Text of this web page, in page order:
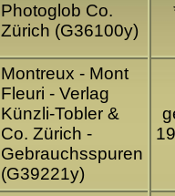
Photoglob Co.
Zürich (G36100y)
Montreux - Mont
Fleuri - Verlag
Künzli-Tobler &
Co. Zürich -
Gebrauchsspuren
(G39221y)